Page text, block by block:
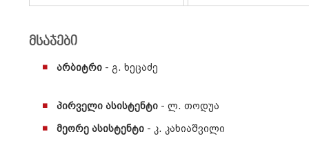
მსაჯები
არბიტრი - გ. ხეცაძე
პირველი ასისტენტი - ლ. თოდუა
მეორე ასისტენტი - კ. კახიაშვილი